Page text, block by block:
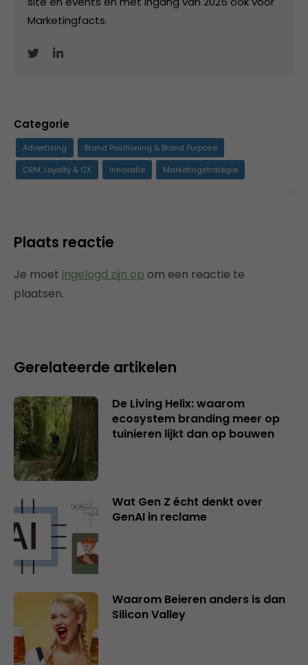
Marketingfacts.
Categorie
Advertising
Brand Positioning & Brand Purpose
CRM, Loyalty & CX
Innovatie Marketingstrategie
Plaats reactie
Je moet ingelogd zijn op om een reactie te
plaatsen.
Gerelateerde artikelen
De Living Helix: waarom
ecosystem branding meer op
tuinieren lijkt dan op bouwen
Wat Gen Z écht denkt over
GenAI in reclame
Waarom Beieren anders is dan
Silicon Valley